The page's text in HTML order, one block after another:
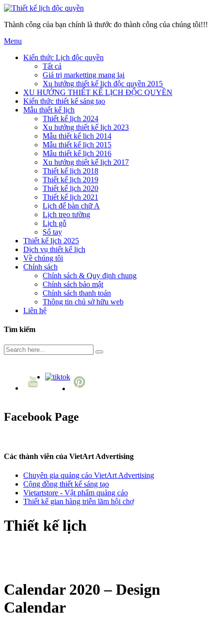
Thành công của bạn chính là thước đo thành công của chúng tôi!!!
Menu
Kiến thức Lịch độc quyền
Tất cả
Giá trị marketting mang lại
Xu hướng thiết kế lịch độc quyền 2015
XU HƯỚNG THIẾT KẾ LỊCH ĐỘC QUYỀN
Kiến thức thiết kế sáng tạo
Mẫu thiết kế lịch
Thiết kế lịch 2024
Xu hướng thiết kế lịch 2023
Mẫu thiết kế lich 2014
Mẫu thiết kế lịch 2015
Mẫu thiết kế lịch 2016
Xu hướng thiết kế lịch 2017
Thiết kế lịch 2018
Thiết kế lịch 2019
Thiết kế lịch 2020
Thiết kế lịch 2021
Lịch để bàn chữ A
Lịch treo tường
Lịch gỗ
Sổ tay
Thiết kế lịch 2025
Dịch vụ thiết kế lịch
Về chúng tôi
Chính sách
Chính sách & Quy định chung
Chính sách bảo mật
Chính sách thanh toán
Thông tin chủ sở hữu web
Liên hệ
Tìm kiếm
Facebook Page
Các thành viên của VietArt Advertising
Chuyên gia quảng cáo VietArt Advertising
Cộng đồng thiết kế sáng tạo
Vietartstore - Vật phẩm quảng cáo
Thiết kế gian hàng triễn lãm hội chợ
Thiết kế lịch
Calendar 2020 – Design
Calendar